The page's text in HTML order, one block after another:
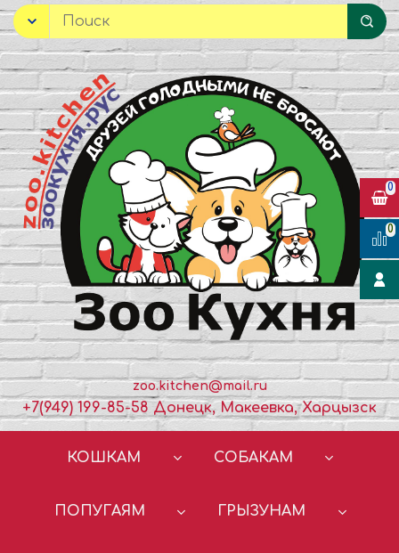
zoo.kitchen@mail.ru
+7(949) 199-85-58 Донецк, Макеевка, Харцызск
КОШКАМ СОБАКАМ
ПОПУГАЯМ ГРЫЗУНАМ
0
0